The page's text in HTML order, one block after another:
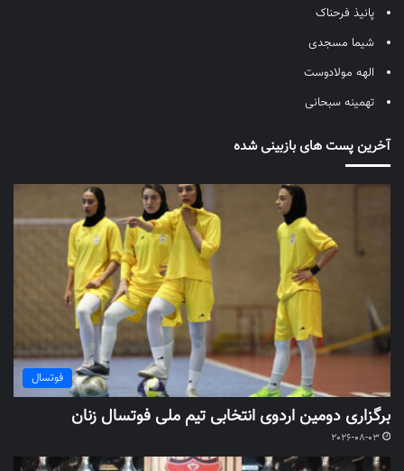
پانیذ فرحناک
شیما مسجدی
الهه مولادوست
تهمینه سبحانی
آخرین پست های بازبینی شده
فوتسال
برگزاری دومین اردوی انتخابی تیم ملی فوتسال زنان
2026-08-03